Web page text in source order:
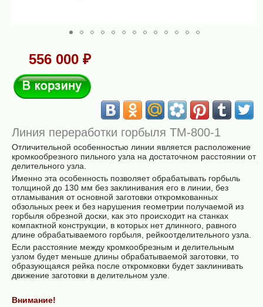
556 000 ₽
Линия переработки горбыля ТМ-800-1
Отличительной особенностью линии является расположение
кромкообрезного пильного узла на достаточном расстоянии от
делительного узла.
Именно эта особенность позволяет обрабатывать горбыль
толщиной до 130 мм без заклинивания его в линии, без
отламывания от основной заготовки откромкованных
обзольных реек и без нарушения геометрии получаемой из
горбыля обрезной доски, как это происходит на станках
компактной конструкции, в которых нет длинного, равного
длине обрабатываемого горбыля, рейкоотделительного узла.
Если расстояние между кромкообрезным и делительным
узлом будет меньше длины обрабатываемой заготовки, то
образующаяся рейка после откромковки будет заклинивать
движение заготовки в делительном узле.
Внимание!